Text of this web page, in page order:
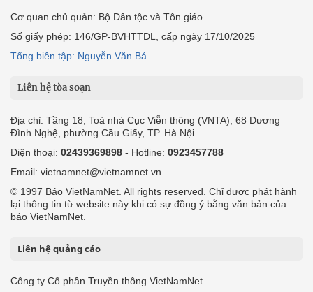
Cơ quan chủ quản: Bộ Dân tộc và Tôn giáo
Số giấy phép: 146/GP-BVHTTDL, cấp ngày 17/10/2025
Tổng biên tập: Nguyễn Văn Bá
Liên hệ tòa soạn
Địa chỉ: Tầng 18, Toà nhà Cục Viễn thông (VNTA), 68 Dương
Đình Nghệ, phường Cầu Giấy, TP. Hà Nội.
Điện thoại: 02439369898 - Hotline: 0923457788
Email: vietnamnet@vietnamnet.vn
© 1997 Báo VietNamNet. All rights reserved. Chỉ được phát hành
lại thông tin từ website này khi có sự đồng ý bằng văn bản của
báo VietNamNet.
Liên hệ quảng cáo
Công ty Cổ phần Truyền thông VietNamNet